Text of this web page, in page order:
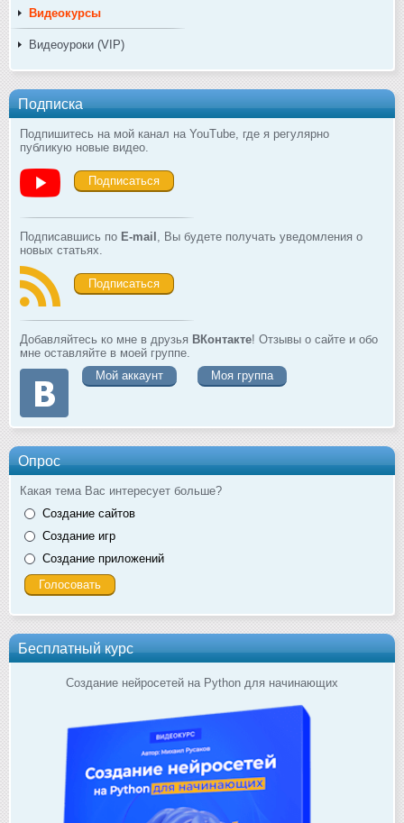
Видеокурсы
Видеоуроки (VIP)
Подписка
Подпишитесь на мой канал на YouTube, где я регулярно
публикую новые видео.
Подписаться
Подписавшись по E-mail , Вы будете получать уведомления о
новых статьях.
Подписаться
Добавляйтесь ко мне в друзья ВКонтакте! Отзывы о сайте и обо
мне оставляйте в моей группе.
Мой аккаунт
Моя группа
Опрос
Какая тема Вас интересует больше?
Создание сайтов
Создание игр
Создание приложений
Бесплатный курс
Создание нейросетей на Python для начинающих